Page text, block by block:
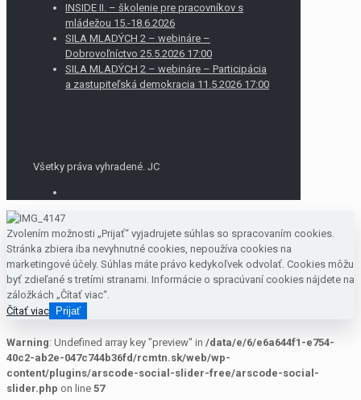
INSIDE II. – školenie pre pracovníkov s
mládežou 15.-18.6.2026
SILA MLADÝCH 2 – webináre –
Dobrovoľníctvo 25.5.2026 17:00
SILA MLADÝCH 2 – webináre – Participácia
a zastupiteľská demokracia 11.5.2026 17:00
Všetky práva vyhradené. JC
Zvolením možnosti „Prijať“ vyjadrujete súhlas so spracovaním cookies.
Stránka zbiera iba nevyhnutné cookies, nepoužíva cookies na
marketingové účely. Súhlas máte právo kedykoľvek odvolať. Cookies môžu
byť zdieľané s tretími stranami. Informácie o spracúvaní cookies nájdete na
záložkách „Čítať viac“.
Čítať viac Prijať
Warning: Undefined array key "preview" in /data/e/6/e6a644f1-e754-
40c2-ab2e-047c744b36fd/rcmtn.sk/web/wp-
content/plugins/arscode-social-slider-free/arscode-social-
slider.php on line 57